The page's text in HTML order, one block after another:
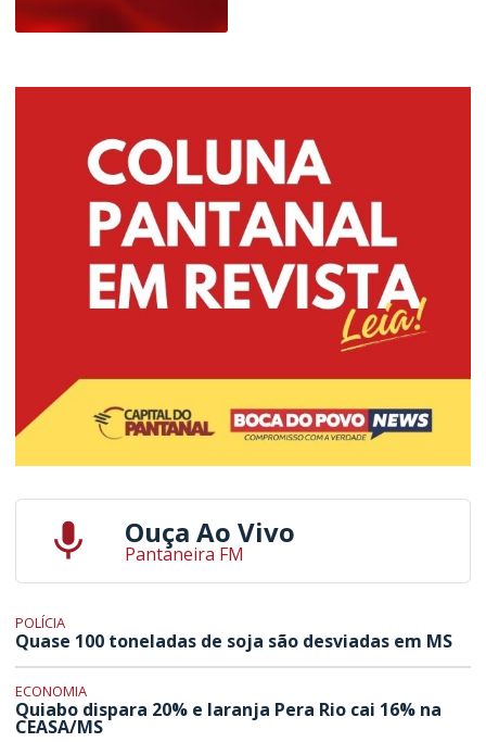
Ouça Ao Vivo
Pantaneira FM
POLÍCIA
Quase 100 toneladas de soja são desviadas em MS
ECONOMIA
Quiabo dispara 20% e laranja Pera Rio cai 16% na
CEASA/MS